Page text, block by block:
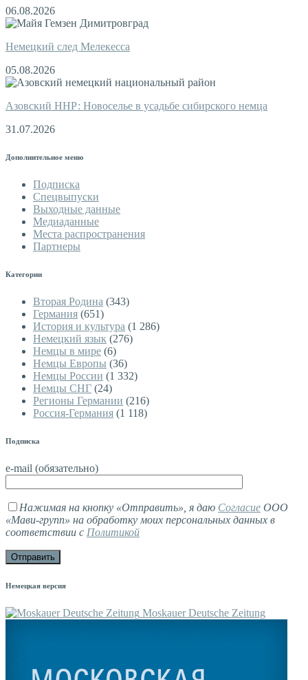
06.08.2026
Немецкий след Мелекесса
05.08.2026
Азовский ННР: Новоселье в усадьбе сибирского немца
31.07.2026
Дополнительное меню
Подписка
Спецвыпуски
Выходные данные
Медиаданные
Места распространения
Партнеры
Категории
Вторая Родина (343)
Германия (651)
История и культура (1 286)
Немецкий язык (276)
Немцы в мире (6)
Немцы Европы (36)
Немцы России (1 332)
Немцы СНГ (24)
Регионы Германии (216)
Россия-Германия (1 118)
Подписка
e-mail (обязательно)
Нажимая на кнопку «Отправить», я даю Согласие ООО
«Мави-групп» на обработку моих персональных данных в
соответствии с Политикой
Немецкая версия
Moskauer Deutsche Zeitung